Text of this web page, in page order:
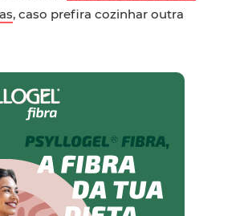
, caso prefira cozinhar outra